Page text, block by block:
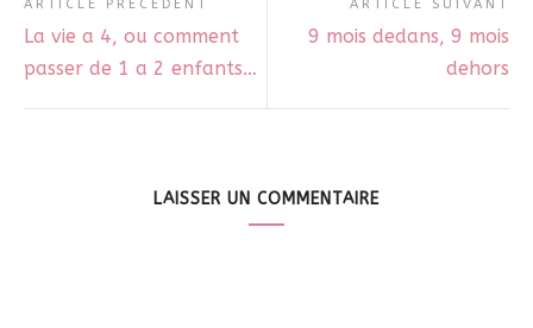
ARTICLE PRÉCÉDENT
La vie a 4, ou comment
passer de 1 a 2 enfants…
ARTICLE SUIVANT
9 mois dedans, 9 mois
dehors
LAISSER UN COMMENTAIRE